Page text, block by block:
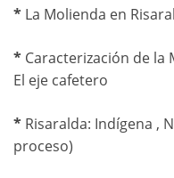
* La Molienda en
* Caracterización de la
El eje cafetero
* Risaralda: Indígena ,
proceso)